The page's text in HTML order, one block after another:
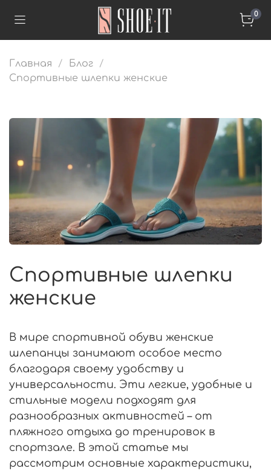
0
Главная
Блог
Спортивные шлепки женские
Спортивные шлепки
женские
В мире спортивной обуви женские
шлепанцы занимают особое место
благодаря своему удобству и
универсальности. Эти легкие, удобные и
стильные модели подходят для
разнообразных активностей – от
пляжного отдыха до тренировок в
спортзале. В этой статье мы
рассмотрим основные характеристики,